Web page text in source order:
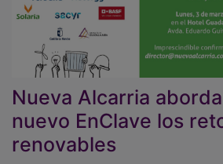
Nueva Alcarria
nuevo EnClave los
renovables